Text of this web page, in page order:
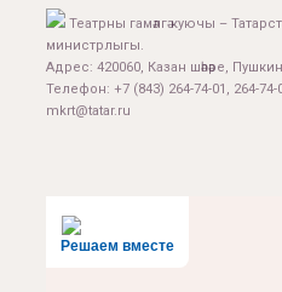
Театрны гамәлгә куючы –
министрлыгы.
Адрес: 420060, Казан шәһәре,
Телефон: +7 (843) 264-74-01, 264-
mkrt@tatar.ru
Решаем вместе